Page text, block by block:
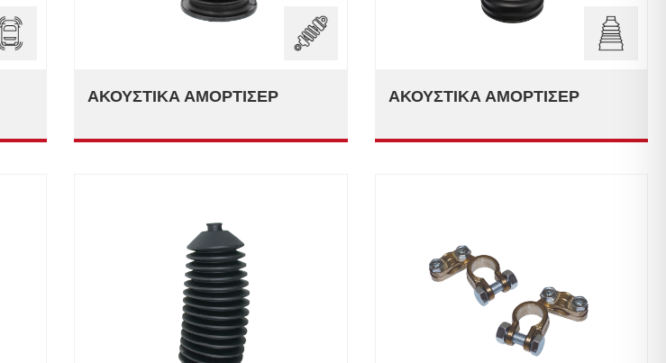
ΑΚΟΥΣΤΙΚΆ ΑΜΟΡΤΙΣΈΡ ΑΚΟΥΣΤΙΚΆ ΑΜΟΡΤΙΣΈΡ